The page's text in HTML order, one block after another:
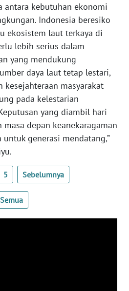
antara kebutuhan ekonomi
Indonesia beresiko
ekosistem laut terkaya di
lebih serius dalam
yang mendukung
daya laut tetap lestari,
kesejahteraan masyarakat
pada kelestarian
yang diambil hari
depan keanekaragaman
generasi mendatang,”
5 Sebelumnya